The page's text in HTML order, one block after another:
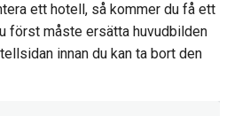
ett hotell, så kommer du få ett
först måste ersätta huvudbilden
innan du kan ta bort den